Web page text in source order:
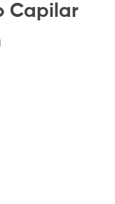
Capilar